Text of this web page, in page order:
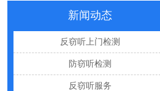
新闻动态
反窃听上门检测
防窃听检测
反窃听服务